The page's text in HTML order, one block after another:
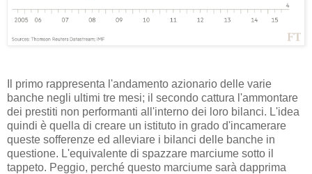
Il primo rappresenta l'andamento azionario delle varie
banche negli ultimi tre mesi; il secondo cattura l'ammontare
dei prestiti non performanti all'interno dei loro bilanci. L'idea
quindi è quella di creare un istituto in grado d'incamerare
queste sofferenze ed alleviare i bilanci delle banche in
questione. L'equivalente di spazzare marciume sotto il
tappeto. Peggio, perché questo marciume sarà dapprima